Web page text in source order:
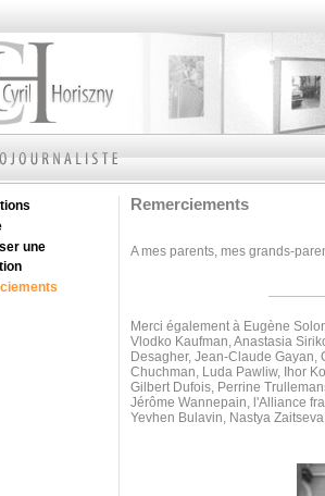
une
Remerciements
A mes parents, mes grands-
Merci également à Eugène
Vlodko Kaufman, Anastasia
Desagher, Jean-Claude Gayan,
Chuchman, Luda Pawliw, Ihor
Gilbert Dufois, Perrine
Jérôme Wannepain, l'Alliance
Yevhen Bulavin, Nastya